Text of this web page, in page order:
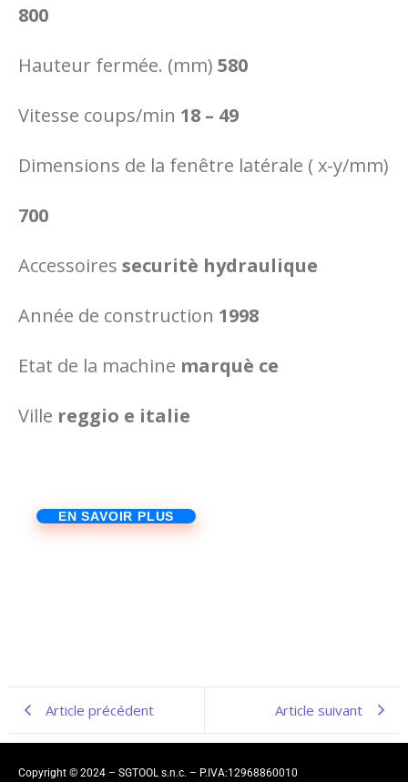
800
Hauteur fermée. (mm) 580
Vitesse coups/min 18 – 49
Dimensions de la fenêtre latérale ( x-y/mm)
700
Accessoires securitè hydraulique
Année de construction 1998
Etat de la machine marquè ce
Ville reggio e italie
EN SAVOIR PLUS
Article précédent Article suivant
Copyright © 2024 – SGTOOL s.n.c. – P.IVA:12968860010